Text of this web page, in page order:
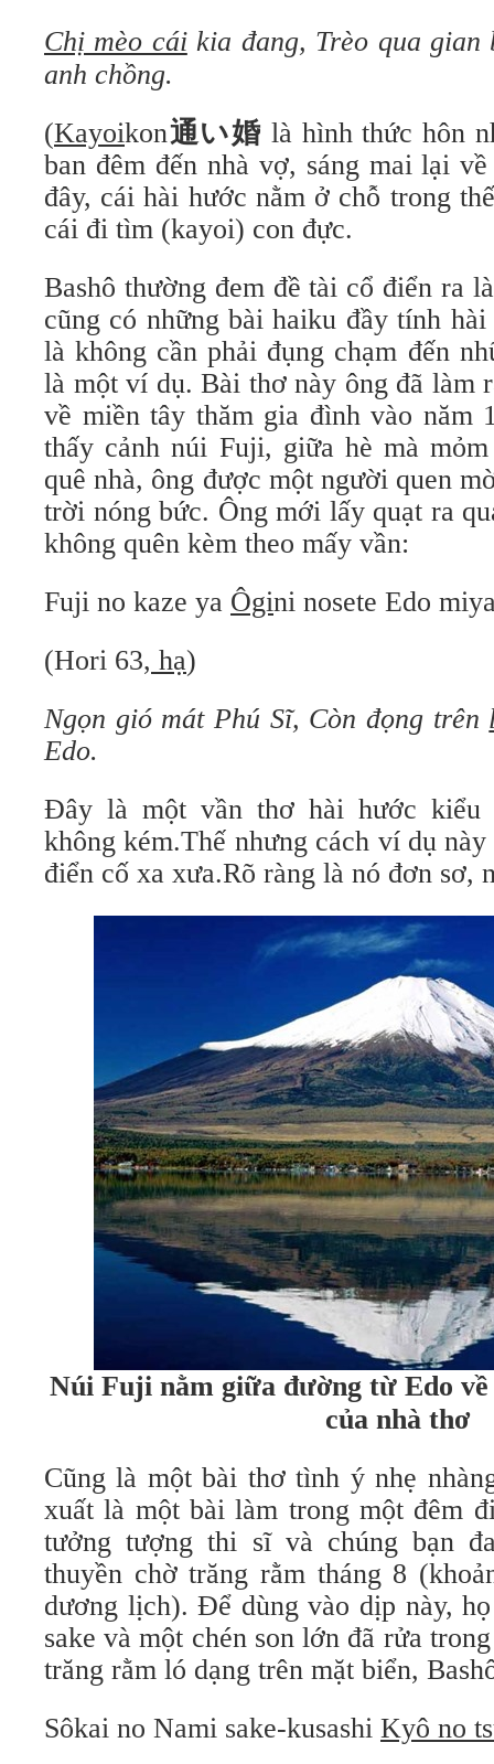
Chị mèo cáikia đang, Trèo qua gian
anh chồng.
(Kayoikon通い婚 là hình thức hôn
ban đêm đến nhà vợ, sáng mai lại
đây, cái hài hước nằm ở chỗ trong
cái đi tìm (kayoi) con đực.
Bashô thường đem đề tài cổ điển ra
cũng có những bài haiku đầy tính
là không cần phải đụng chạm đến
là một ví dụ. Bài thơ này ông đã làm
về miền tây thăm gia đình vào năm
thấy cảnh núi Fuji, giữa hè mà
quê nhà, ông được một người quen
trời nóng bức. Ông mới lấy quạt ra
không quên kèm theo mấy vần:
Fuji no kaze ya Ôgini nosete Edo
(Hori 63, hạ)
Ngọn gió mát Phú Sĩ, Còn đọng trên
Edo.
Đây là một vần thơ hài hước kiểu
không kém.Thế nhưng cách ví dụ
điển cố xa xưa.Rõ ràng là nó đơn sơ,
Núi Fuji nằm giữa đường từ Edo về
của nhà thơ
Cũng là một bài thơ tình ý nhẹ
xuất là một bài làm trong một đêm
tưởng tượng thi sĩ và chúng bạn
thuyền chờ trăng rằm tháng 8
dương lịch). Để dùng vào dịp này,
sake và một chén son lớn đã rửa
trăng rằm ló dạng trên mặt biển,
Sôkai no Nami sake-kusashi Kyô no